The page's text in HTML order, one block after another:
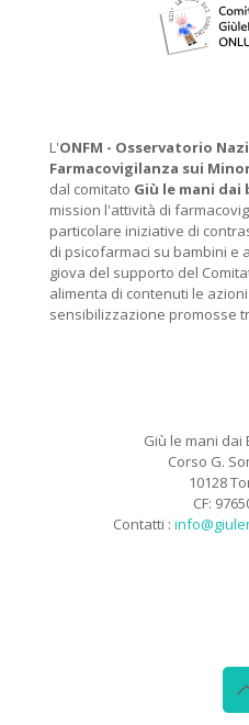
L'ONFM - Osservatorio
Farmacovigilanza sui
dal comitato Giù le mani dai
mission l'attività di
particolare iniziative di
di psicofarmaci su bambini e
giova del supporto del
alimenta di contenuti le
sensibilizzazione promosse
Giù le mani dai
Corso G.
10128
CF:
Contatti :